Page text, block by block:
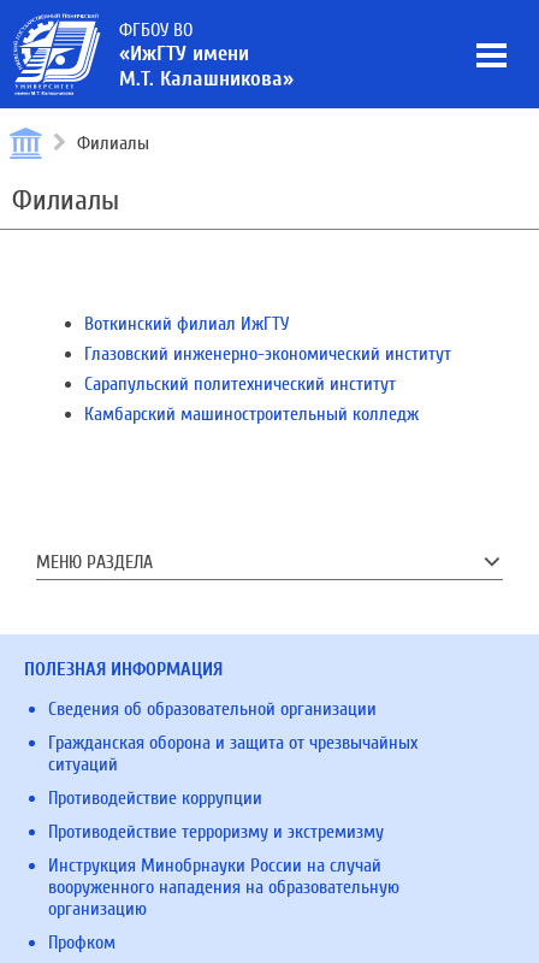
ФГБОУ ВО
«ИжГТУ имени
М.Т. Калашникова»
Филиалы
Филиалы
Воткинский филиал ИжГТУ
Глазовский инженерно-экономический институт
Сарапульский политехнический институт
Камбарский машиностроительный колледж
МЕНЮ РАЗДЕЛА
ПОЛЕЗНАЯ ИНФОРМАЦИЯ
Сведения об образовательной организации
Гражданская оборона и защита от чрезвычайных
ситуаций
Противодействие коррупции
Противодействие терроризму и экстремизму
Инструкция Минобрнауки России на случай
вооруженного нападения на образовательную
организацию
Профком